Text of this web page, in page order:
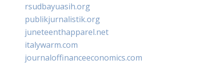
rsudbayuasih.org
publikjurnalistik.org
juneteenthapparel.net
italywarm.com
journaloffinanceeconomics.com